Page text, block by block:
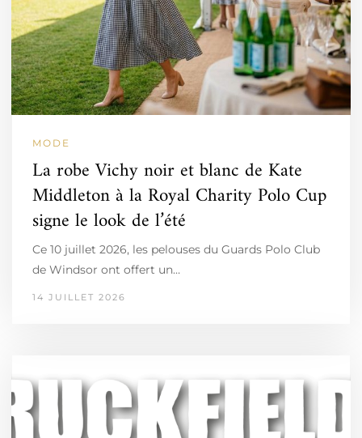
MODE
La robe Vichy noir et blanc de Kate
Middleton à la Royal Charity Polo Cup
signe le look de l’été
Ce 10 juillet 2026, les pelouses du Guards Polo Club
de Windsor ont offert un…
14 JUILLET 2026